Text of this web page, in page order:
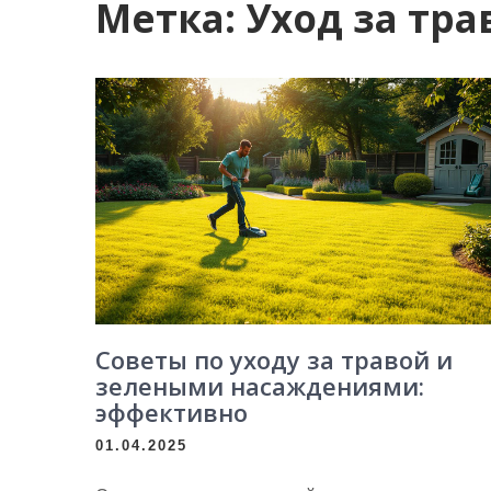
Метка: Уход за
Советы по уходу за травой и
зелеными насаждениями:
эффективно
01.04.2025